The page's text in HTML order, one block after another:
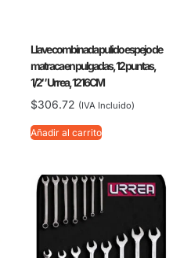
Llave combinada pulido espejo de
matraca en pulgadas, 12 puntas,
1/2″ Urrea, 1216CM
$306.72 (IVA Incluido)
Añadir al carrito